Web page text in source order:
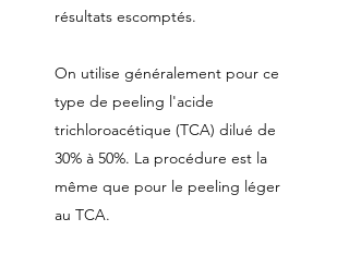
résultats escomptés.
On utilise généralement pour ce
type de peeling l'acide
trichloroacétique (TCA) dilué de
30% à 50%. La procédure est la
même que pour le peeling léger
au TCA.